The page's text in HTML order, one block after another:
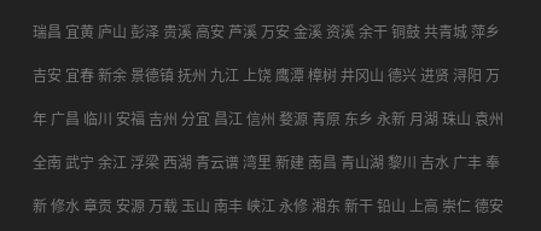
瑞昌 宜黄 庐山 彭泽 贵溪 高安 芦溪 万安 金溪 资溪余干铜鼓共青城萍乡
吉安 宜春新余 景德镇抚州 九江上饶鹰潭 樟树 井冈山 德兴进贤 浔阳 万
年 广昌 临川 安福 吉州 分宜 昌江信州 婺源 青原 东乡 永新 月湖 珠山 袁州
全南 武宁 余江 浮梁 西湖 青云谱 湾里 新建 南昌 青山湖 黎川 吉水 广丰 奉
新修水章贡 安源 万载玉山 南丰 峡江永修 湘东 新干铅山 上高 崇仁德安